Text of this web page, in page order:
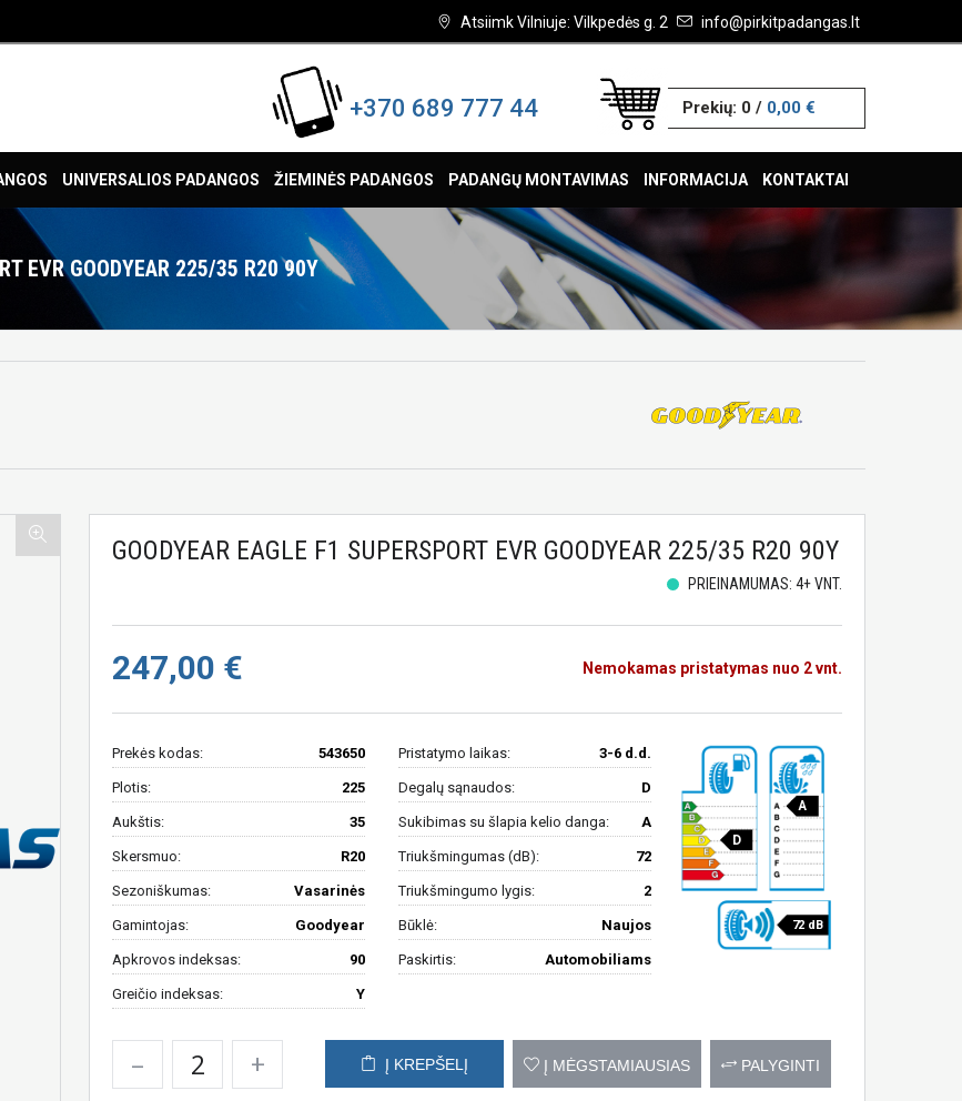
Atsiimk Vilniuje: Vilkpedės g. 2 info@pirkitpadangas.lt
+370 689 777 44 Prekių: 0/ 0,00 €
UNIVERSALIOS PADANGOS ŽIEMINĖS PADANGOS PADANGŲ MONTAVIMAS INFORMACIJA KONTAKTAI
EVR GOODYEAR 225/35 R20 90Y
GOODYEAR EAGLE F1 SUPERSPORT EVR GOODYEAR 225/35 R20 90Y
PRIEINAMUMAS: 4+ VNT.
247,00 € Nemokamas pristatymas nuo 2 vnt.
Prekės kodas: 543650 Pristatymo laikas: 3-6 d.d.
Plotis: 225
Aukštis: 35
Skersmuo: R20
Sezoniškumas: Vasarinės
Gamintojas: Goodyear
Apkrovos indeksas: 90
Greičio indeksas: Y
Degalų sąnaudos: D
Sukibimas su šlapia kelio danga: A
Triukšmingumas (dB): 72
Triukšmingumo lygis: 2
Būklė: Naujos
Paskirtis: Automobiliams
D
A
72 dB
– + Į KREPŠELĮ Į MĖGSTAMIAUSIAS PALYGINTI